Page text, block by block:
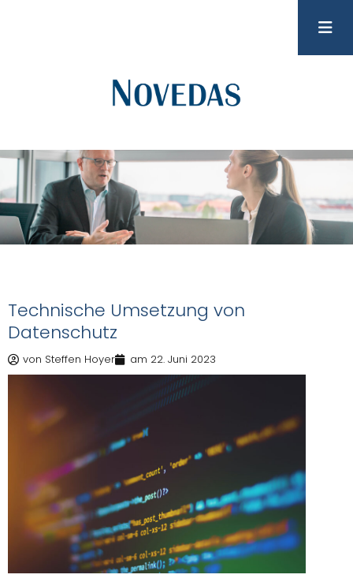
Technische Umsetzung von
Datenschutz
von Steffen Hoyer am 22. Juni 2023